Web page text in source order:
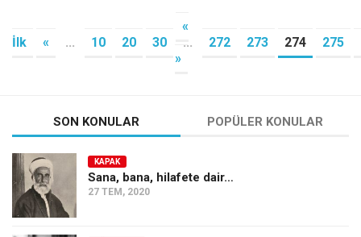
«
İlk
« ... 10 20 30 ... 272 273 274 275
»
SON KONULAR POPÜLER KONULAR
KAPAK
Sana, bana, hilafete dair…
27 TEM, 2020